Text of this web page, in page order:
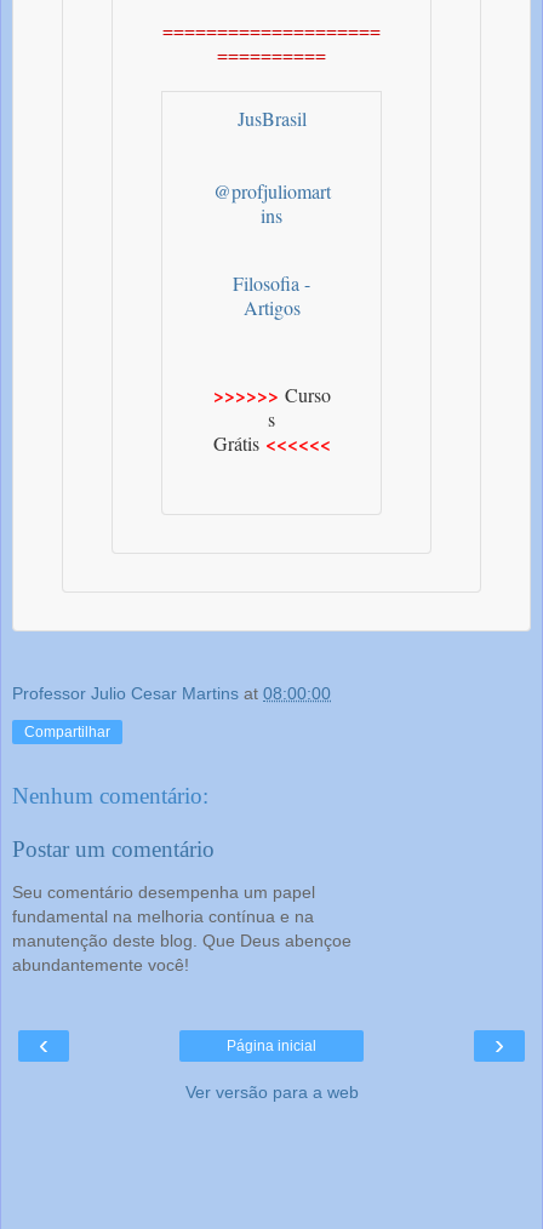
====================
==========
JusBrasil
@profjuliomart
ins
Filosofia -
Artigos
>>>>>> Curso
s
Grátis <<<<<<
Professor Julio Cesar Martins at 08:00:00
Compartilhar
Nenhum comentário:
Postar um comentário
Seu comentário desempenha um papel
fundamental na melhoria contínua e na
manutenção deste blog. Que Deus abençoe
abundantemente você!
‹ ›
Página inicial
Ver versão para a web